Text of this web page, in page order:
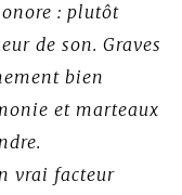
: plutôt
de son. Graves
bien
et marteaux
vrai facteur